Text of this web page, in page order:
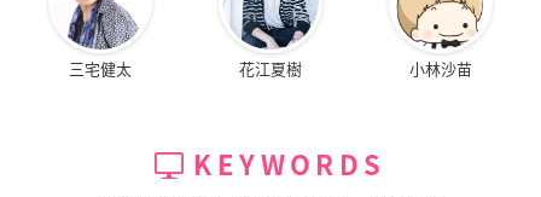
三宅健太 花江夏樹 小林沙苗
KEYWORDS